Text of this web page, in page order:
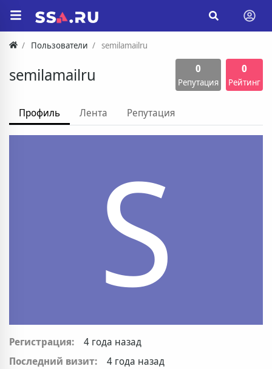
Пользователи semilamailru
semilamailru 0
Репутация
0
Рейтинг
Профиль Лента Репутация
S
Регистрация:
4 года назад
Последний визит:
4 года назад